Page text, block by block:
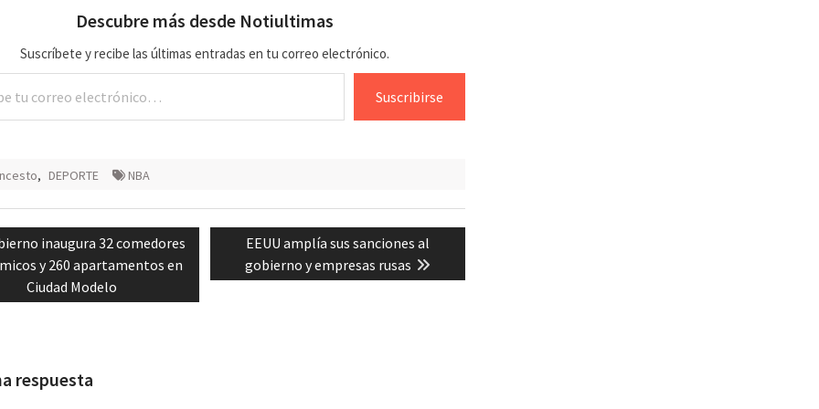
Descubre más desde Notiultimas
Suscríbete y recibe las últimas entradas en tu correo electrónico.
Suscribirse
, DEPORTE NBA
inaugura 32 comedores
y 260 apartamentos en
Ciudad Modelo
Next
post:
EEUU amplía sus sanciones al
gobierno y empresas rusas
respuesta